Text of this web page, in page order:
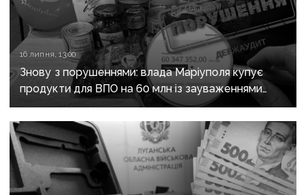
16 липня, 13:00
Знову з порушеннями: влада Маріуполя купує
продукти для ВПО на 60 млн із зауваженнями
аудиторів